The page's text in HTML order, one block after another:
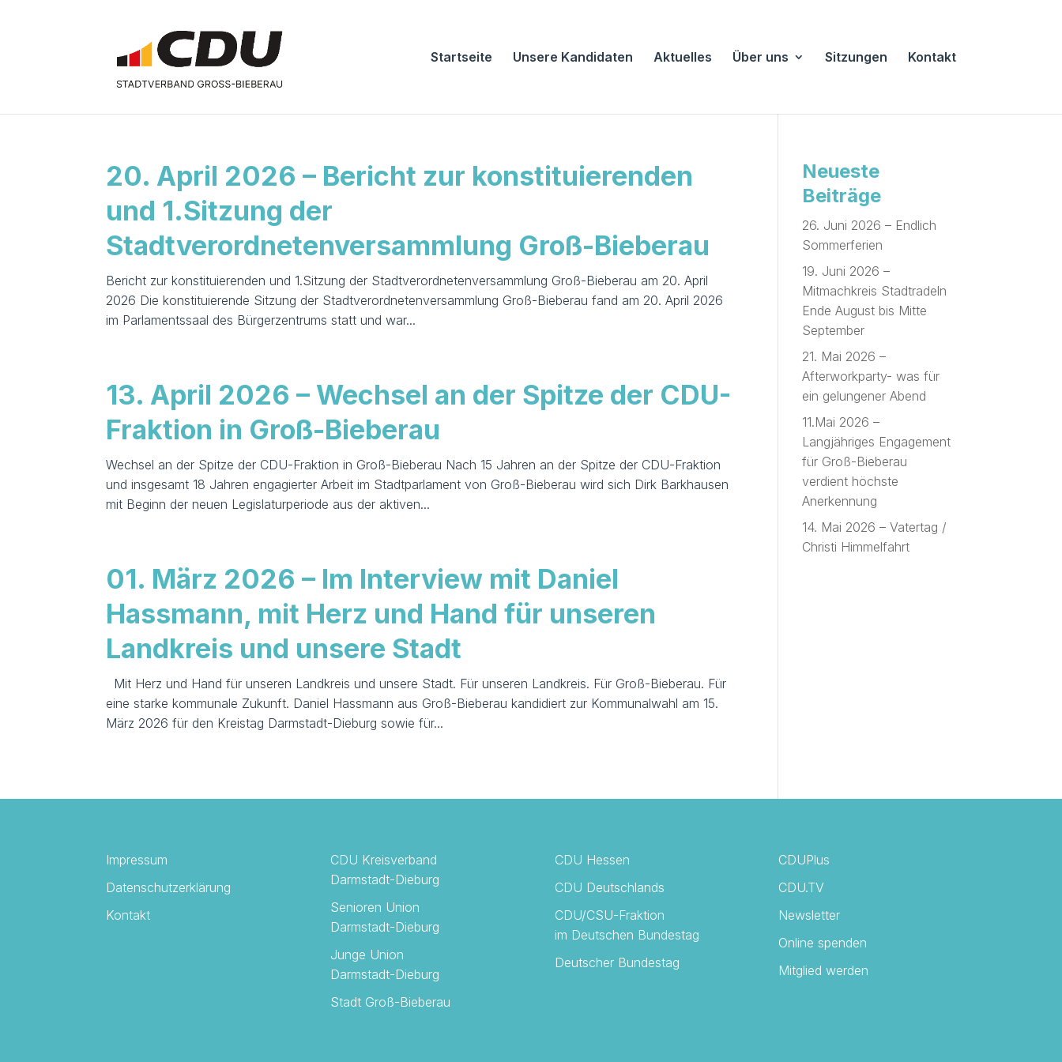
Startseite Unsere Kandidaten Aktuelles Über uns Sitzungen Kontakt
20. April 2026 – Bericht zur konstituierenden
und 1.Sitzung der
Stadtverordnetenversammlung Groß-Bieberau
Bericht zur konstituierenden und 1.Sitzung der Stadtverordnetenversammlung Groß-Bieberau am 20. April
2026 Die konstituierende Sitzung der Stadtverordnetenversammlung Groß-Bieberau fand am 20. April 2026
im Parlamentssaal des Bürgerzentrums statt und war...
13. April 2026 – Wechsel an der Spitze der CDU-
Fraktion in Groß-Bieberau
Wechsel an der Spitze der CDU-Fraktion in Groß-Bieberau Nach 15 Jahren an der Spitze der CDU-Fraktion
und insgesamt 18 Jahren engagierter Arbeit im Stadtparlament von Groß-Bieberau wird sich Dirk Barkhausen
mit Beginn der neuen Legislaturperiode aus der aktiven...
01. März 2026 – Im Interview mit Daniel
Hassmann, mit Herz und Hand für unseren
Landkreis und unsere Stadt
Mit Herz und Hand für unseren Landkreis und unsere Stadt. Für unseren Landkreis. Für Groß-Bieberau. Für
eine starke kommunale Zukunft. Daniel Hassmann aus Groß-Bieberau kandidiert zur Kommunalwahl am 15.
März 2026 für den Kreistag Darmstadt-Dieburg sowie für...
Neueste
Beiträge
26. Juni 2026 – Endlich
Sommerferien
19. Juni 2026 –
Mitmachkreis Stadtradeln
Ende August bis Mitte
September
21. Mai 2026 –
Afterworkparty- was für
ein gelungener Abend
11.Mai 2026 –
Langjähriges Engagement
für Groß-Bieberau
verdient höchste
Anerkennung
14. Mai 2026 – Vatertag /
Christi Himmelfahrt
Impressum
Datenschutzerklärung
Kontakt
CDU Kreisverband
Darmstadt-Dieburg
Senioren Union
Darmstadt-Dieburg
Junge Union
Darmstadt-Dieburg
Stadt Groß-Bieberau
CDU Hessen
CDU Deutschlands
CDU/CSU-Fraktion
im Deutschen Bundestag
Deutscher Bundestag
CDUPlus
CDU.TV
Newsletter
Online spenden
Mitglied werden